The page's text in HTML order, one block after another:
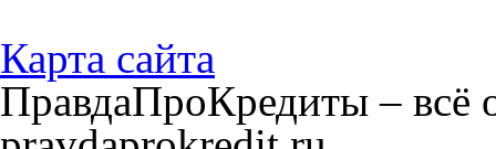
Карта сайта
ПравдаПроКредиты – всё